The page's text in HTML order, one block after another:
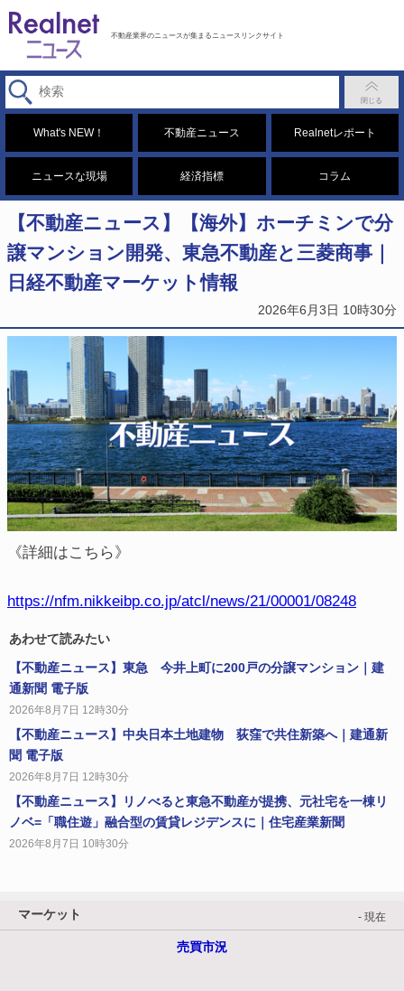
不動産業界のニュースが集まるニュースリンクサイト
What's NEW！ 不動産ニュース Realnetレポート
ニュースな現場 経済指標 コラム
【不動産ニュース】【海外】ホーチミンで分
譲マンション開発、東急不動産と三菱商事｜
日経不動産マーケット情報
2026年6月3日 10時30分
《詳細はこちら》
https://nfm.nikkeibp.co.jp/atcl/news/21/00001/08248
あわせて読みたい
【不動産ニュース】東急 今井上町に200戸の分譲マンション｜建
通新聞 電子版
2026年8月7日 12時30分
【不動産ニュース】中央日本土地建物 荻窪で共住新築へ｜建通新
聞 電子版
2026年8月7日 12時30分
【不動産ニュース】リノべると東急不動産が提携、元社宅を一棟リ
ノベ=「職住遊」融合型の賃貸レジデンスに｜住宅産業新聞
2026年8月7日 10時30分
マーケット - 現在
売買市況